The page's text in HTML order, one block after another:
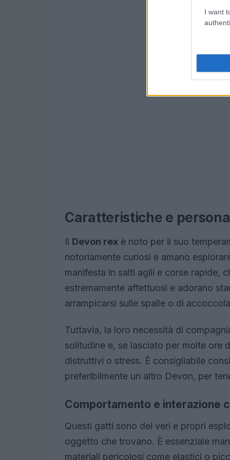
I want
Caratteristiche e
Il Devon rex è noto per il suo
notoriamente curiosi e amano
manifesta in salti agili e corse rapide,
estremamente affettuosi e adorano
arrampicarsi sulle spalle o di
Tuttavia, la loro necessità di
solitudine e, se lasciato per molte ore
distruttivi o stress. È consigliabile
preferibilmente un altro Devon, per
Comportamento e interazione
Questi gatti sono dei veri e propri
oggetto che trovano. È essenziale
materiali pericolosi come elastici o